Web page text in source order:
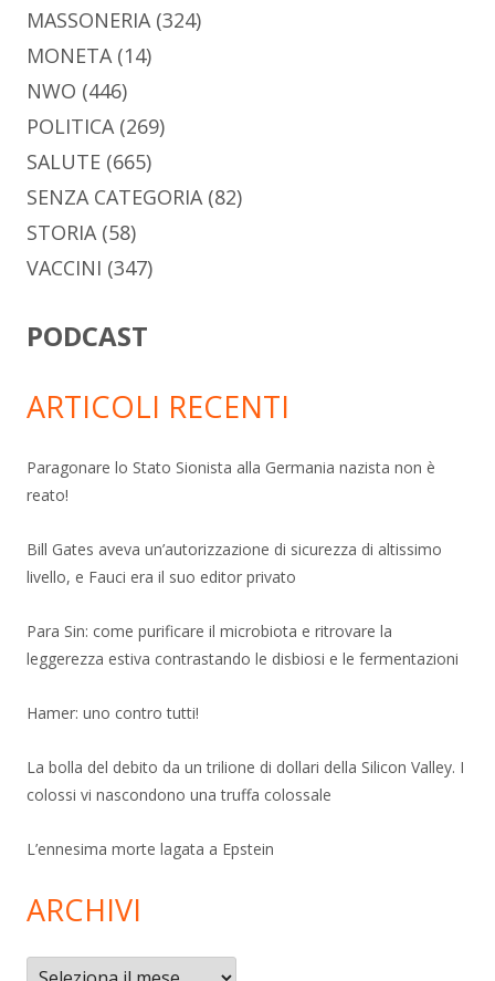
MASSONERIA(324)
MONETA(14)
NWO (446)
POLITICA(269)
SALUTE (665)
SENZA CATEGORIA(82)
STORIA(58)
VACCINI (347)
PODCAST
ARTICOLI RECENTI
Paragonare lo Stato Sionista alla Germania nazista non è
reato!
Bill Gates aveva un’autorizzazione di sicurezza di altissimo
livello, e Fauci era il suo editor privato
Para Sin: come purificare il microbiota e ritrovare la
leggerezza estiva contrastando le disbiosi e le fermentazioni
Hamer: uno contro tutti!
La bolla del debito da un trilione di dollari della Silicon Valley. I
colossi vi nascondono una truffa colossale
L’ennesima morte lagata a Epstein
ARCHIVI
Archivi